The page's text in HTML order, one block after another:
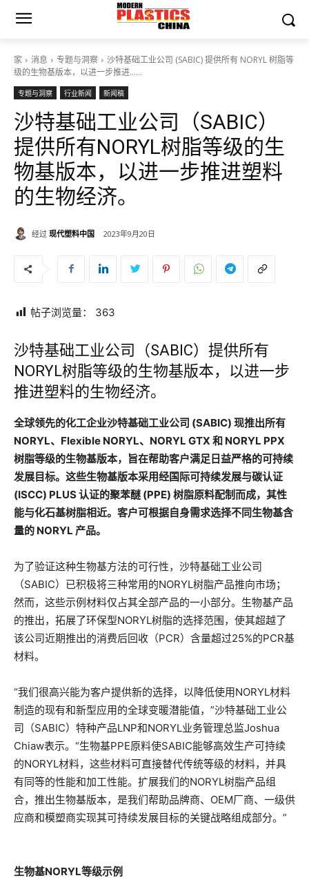
家 消息 专题与洞察
沙特基础工业公司 (SABIC) 提供所有 NORYL 树脂等
级的生物基版本，以进一步推进……
专题与洞察 行业新闻 新闻稿
沙特基础工业公司（SABIC）
提供所有NORYL树脂等级的生
物基版本，以进一步推进塑料
的生物经济。
经过 现代塑料中国 2023年9月20日
帖子浏览量： 363
沙特基础工业公司（SABIC）提供所有
NORYL树脂等级的生物基版本，以进一步
推进塑料的生物经济。
全球领先的化工企业沙特基础工业公司 (SABIC) 现推出所有
NORYL、Flexible NORYL、NORYL GTX 和 NORYL PPX
树脂等级的生物基版本，旨在帮助客户满足日益严格的可持续
发展目标。这些生物基版本采用经国际可持续发展与碳认证
(ISCC) PLUS 认证的聚苯醚 (PPE) 树脂原料配制而成，其性
能与化石基树脂相近。客户可根据自身需求选择不同生物基含
量的 NORYL 产品。
为了验证这种生物基方法的可行性，沙特基础工业公司
（SABIC）已积极将三种常用的NORYL树脂产品推向市场；
然而，这些示例材料仅占其全部产品的一小部分。生物基产品
的推出，拓展了环保型NORYL树脂的选择范围，使其超越了
该公司近期推出的消费后回收（PCR）含量超过25%的PCR基
材料。
“我们很高兴能为客户提供新的选择，以降低使用NORYL材料
制造的现有和新型应用的全球变暖潜能值，”沙特基础工业公
司（SABIC）特种产品LNP和NORYL业务管理总监Joshua
Chiaw表示。“生物基PPE原料使SABIC能够高效生产可持续
的NORYL材料，这些材料可直接替代传统等级的材料，并具
有同等的性能和加工性能。扩展我们的NORYL树脂产品组
合，推出生物基版本，是我们帮助品牌商、OEM厂商、一级供
应商和模塑商实现其可持续发展目标的关键战略组成部分。”
生物基NORYL等级示例